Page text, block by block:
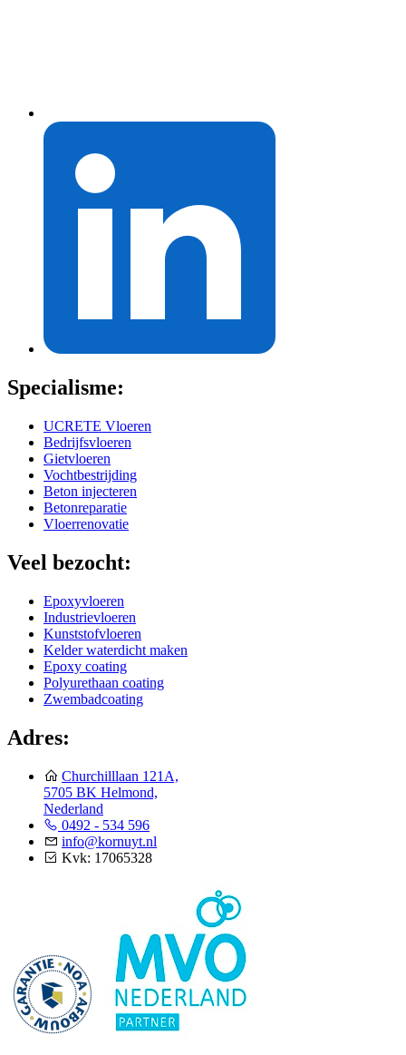
Specialisme:
UCRETE Vloeren
Bedrijfsvloeren
Gietvloeren
Vochtbestrijding
Beton injecteren
Betonreparatie
Vloerrenovatie
Veel bezocht:
Epoxyvloeren
Industrievloeren
Kunststofvloeren
Kelder waterdicht maken
Epoxy coating
Polyurethaan coating
Zwembadcoating
Adres:
Churchilllaan 121A,
5705 BK Helmond,
Nederland
0492 - 534 596
info@kornuyt.nl
Kvk: 17065328